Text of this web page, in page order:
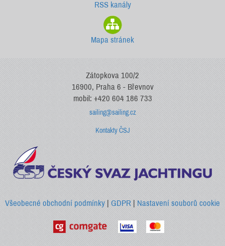
RSS kanály
Mapa stránek
Zátopkova 100/2
16900, Praha 6 - Břevnov
mobil: +420 604 186 733
sailing@sailing.cz
Kontakty ČSJ
Všeobecné obchodní podmínky| GDPR|Nastavení souborů cookie